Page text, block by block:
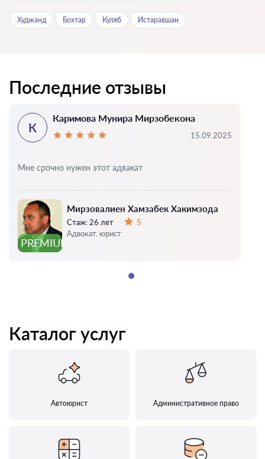
Худжанд Бохтар Куляб Истаравшан
Последние отзывы
PREMIUM
Мирзовалиен Хамзабек Хакимзода
Стаж: 26 лет
5
Адвокат, юрист
К
Каримова Мунира Мирзобекона
15.09.2025
Мне срочно нужен этот адвакат
Каталог услуг
Автоюрист Административное право